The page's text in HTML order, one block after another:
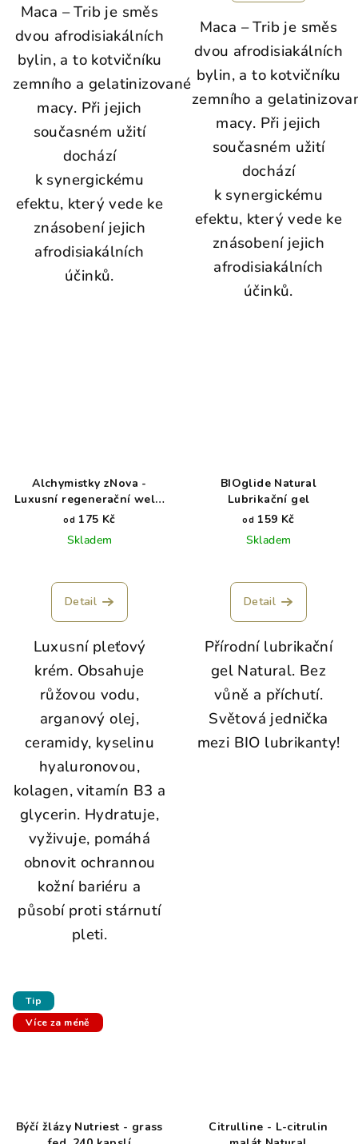
Maca – Trib je směs
dvou afrodisiakálních
bylin, a to kotvičníku
zemního a gelatinizované
macy. Při jejich
současném užití
dochází
k synergickému
efektu, který vede ke
znásobení jejich
afrodisiakálních
účinků.
Maca – Trib je směs
dvou afrodisiakálních
bylin, a to kotvičníku
zemního a
macy. Při jejich
současném užití
dochází
k synergickému
efektu, který vede ke
znásobení jejich
afrodisiakálních
účinků.
Alchymistky zNova -
Luxusní regenerační well-
aging krém
od 175 Kč
Skladem
Detail
Luxusní pleťový
krém. Obsahuje
růžovou vodu,
arganový olej,
ceramidy, kyselinu
hyaluronovou,
kolagen, vitamín B3 a
glycerin. Hydratuje,
vyživuje, pomáhá
obnovit ochrannou
kožní bariéru a
působí proti stárnutí
pleti.
BIOglide Natural
Lubrikační gel
od 159 Kč
Skladem
Detail
Přírodní lubrikační
gel Natural. Bez
vůně a příchutí.
Světová jednička
mezi BIO lubrikanty!
Tip
Více za méně
Býčí žlázy Nutriest - grass
Citrulline - L-citrulin